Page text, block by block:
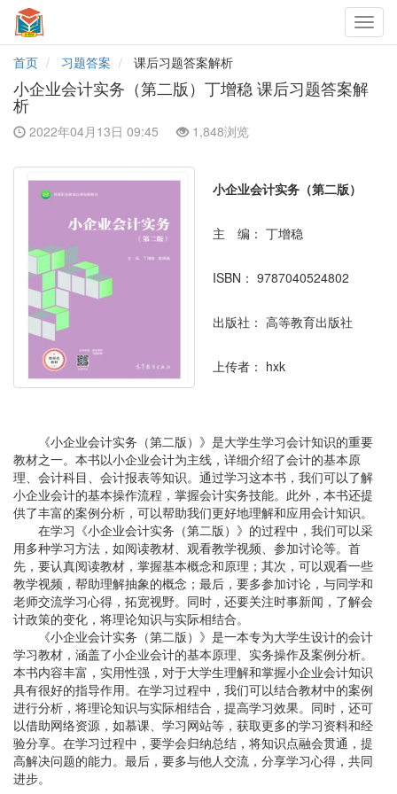
首页
习题答案 课后习题答案解析
小企业会计实务（第二版）丁增稳 课后习题答案解
析
2022年04月13日 09:45 1,848浏览
小企业会计实务（第二版）
主 编： 丁增稳
ISBN： 9787040524802
出版社： 高等教育出版社
上传者： hxk
《小企业会计实务（第二版）》是大学生学习会计知识的重要
教材之一。本书以小企业会计为主线，详细介绍了会计的基本原
理、会计科目、会计报表等知识。通过学习这本书，我们可以了解
小企业会计的基本操作流程，掌握会计实务技能。此外，本书还提
供了丰富的案例分析，可以帮助我们更好地理解和应用会计知识。
在学习《小企业会计实务（第二版）》的过程中，我们可以采
用多种学习方法，如阅读教材、观看教学视频、参加讨论等。首
先，要认真阅读教材，掌握基本概念和原理；其次，可以观看一些
教学视频，帮助理解抽象的概念；最后，要多参加讨论，与同学和
老师交流学习心得，拓宽视野。同时，还要关注时事新闻，了解会
计政策的变化，将理论知识与实际相结合。
《小企业会计实务（第二版）》是一本专为大学生设计的会计
学习教材，涵盖了小企业会计的基本原理、实务操作及案例分析。
本书内容丰富，实用性强，对于大学生理解和掌握小企业会计知识
具有很好的指导作用。在学习过程中，我们可以结合教材中的案例
进行分析，将理论知识与实际相结合，提高学习效果。同时，还可
以借助网络资源，如慕课、学习网站等，获取更多的学习资料和经
验分享。在学习过程中，要学会归纳总结，将知识点融会贯通，提
高解决问题的能力。最后，要多与他人交流，分享学习心得，共同
进步。